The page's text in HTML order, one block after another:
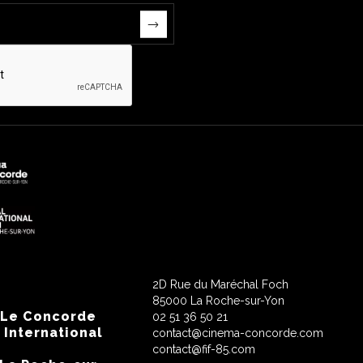
Concorde
International
2D Rue du Maréchal Foch
85000 La Roche-sur-Yon
02 51 36 50 21
contact@cinema-concorde.com
contact@fif-85.com